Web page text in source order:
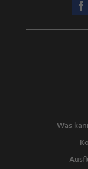
Was